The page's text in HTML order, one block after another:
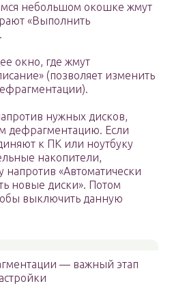
небольшом окошке жмут
«Выполнить
окно, где жмут
(позволяет изменить
нужных дисков,
дефрагментацию. Если
к ПК или ноутбуку
накопители,
напротив «Автоматически
новые диски». Потом
выключить данную
— важный этап